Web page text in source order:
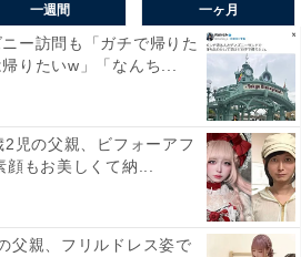
一週間 一ヶ月
ー訪問も「ガチで帰りた
りたいw」「なんち...
児の父親、ビフォーアフ
顔もお美しくて納...
父親、フリルドレス姿で